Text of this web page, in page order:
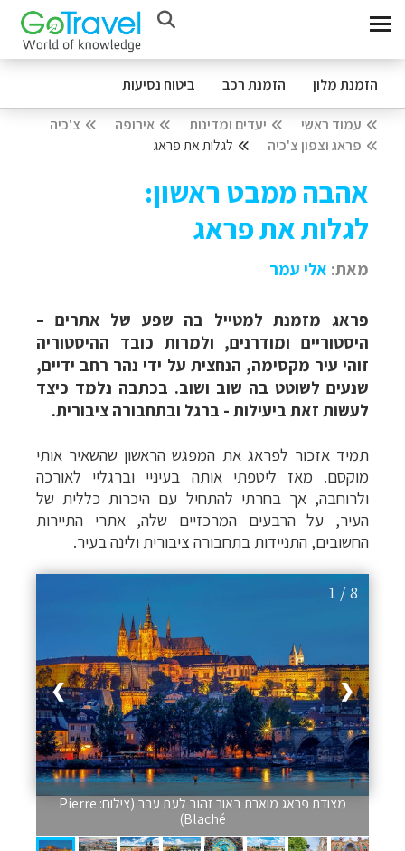
הזמנת מלון הזמנת רכב ביטוח נסיעות
עמוד ראשי יעדים ומדינות אירופה
צ'כיה
פראג וצפון צ'כיה
לגלות את פראג
אהבה ממבט ראשון:
לגלות את פראג
מאת: אלי עמר
פראג מזמנת למטייל בה שפע של אתרים –
היסטוריים ומודרנים, ולמרות כובד ההיסטוריה
זוהי עיר מקסימה, הנחצית על ידי נהר רחב ידיים,
שנעים לשוטט בה שוב ושוב. בכתבה נלמד כיצד
לעשות זאת ביעילות - ברגל ובתחבורה ציבורית.
תמיד אזכור לפראג את המפגש הראשון שהשאיר אותי
מוקסם. מאז ליטפתי אותה בעיניי וברגליי לאורכה
ולרוחבה, אך בחרתי להתחיל עם היכרות כללית של
העיר, על הרבעים המרכזיים שלה, אתרי התיירות
החשובים, התניידות בתחבורה ציבורית ולינה בעיר.
1 / 8
❯ ❮
מצודת פראג מוארת באור זהוב לעת ערב (צילום: Pierre
Blaché)